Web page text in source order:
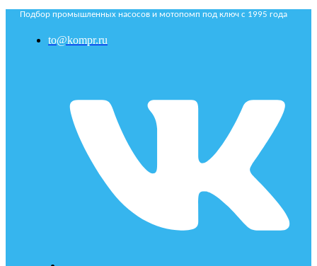
Подбор промышленных насосов и мотопомп под ключ с 1995 года
to@kompr.ru